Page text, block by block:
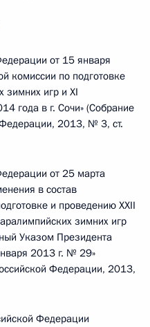
от 15 января
комиссии по подготовке
зимних игр и XI
года в г. Сочи» (Собрание
Федерации, 2013, № 3, ст.
от 25 марта
в состав
и проведению XXII
зимних игр
Указом Президента
2013 г. № 29»
Федерации, 2013,
Федерации